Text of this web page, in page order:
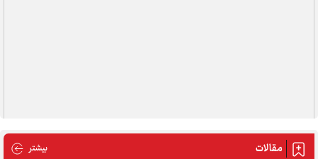
مقالات بیشتر مقالات